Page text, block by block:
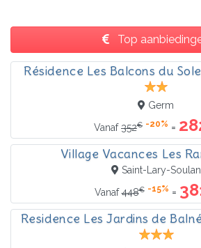
Top
Résidence Les Balcons du
Germ
Vanaf352€ -20% =
Village Vacances Les
Saint-Lary-Soulan
Vanaf448€ -15% =
Residence Les Jardins de